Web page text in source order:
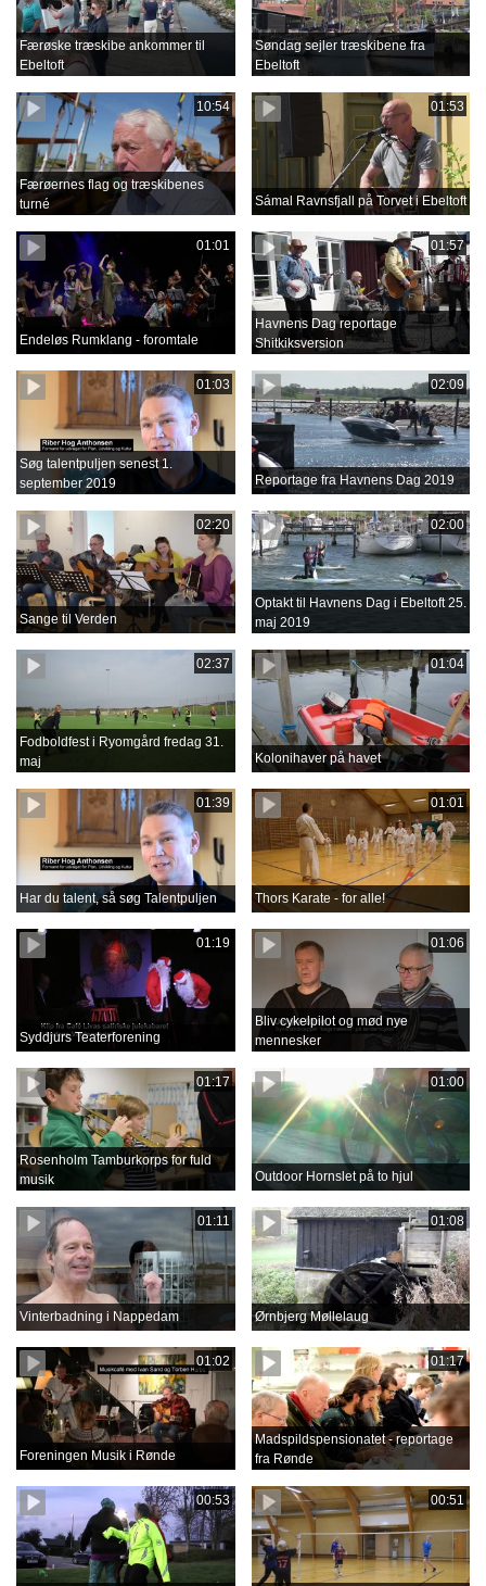
Færøske træskibe ankommer til
Ebeltoft
Søndag sejler træskibene fra
Ebeltoft
10:54
Færøernes flag og træskibenes
turné
01:53
Sámal Ravnsfjall på Torvet i Ebeltoft
01:01
Endeløs Rumklang - foromtale
01:57
Havnens Dag reportage
Shitkiksversion
01:03
Søg talentpuljen senest 1.
september 2019
02:09
Reportage fra Havnens Dag 2019
02:20
Sange til Verden
02:00
Optakt til Havnens Dag i Ebeltoft 25.
maj 2019
02:37
Fodboldfest i Ryomgård fredag 31.
maj
01:04
Kolonihaver på havet
01:39
Har du talent, så søg Talentpuljen
01:01
Thors Karate - for alle!
01:19
Syddjurs Teaterforening
01:06
Bliv cykelpilot og mød nye
mennesker
01:17
Rosenholm Tamburkorps for fuld
musik
01:00
Outdoor Hornslet på to hjul
01:11
Vinterbadning i Nappedam
01:08
Ørnbjerg Møllelaug
01:02
Foreningen Musik i Rønde
01:17
Madspildspensionatet - reportage
fra Rønde
00:53 00:51